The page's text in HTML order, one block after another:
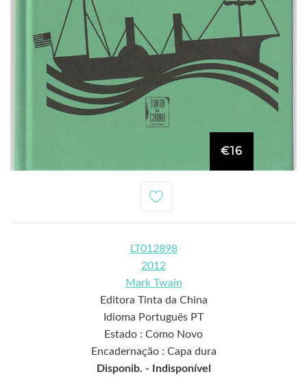
€16
LT012898
2012
Mark Twain
Editora Tinta da China
Idioma Português PT
Estado : Como Novo
Encadernação : Capa dura
Disponib. -
Indisponível